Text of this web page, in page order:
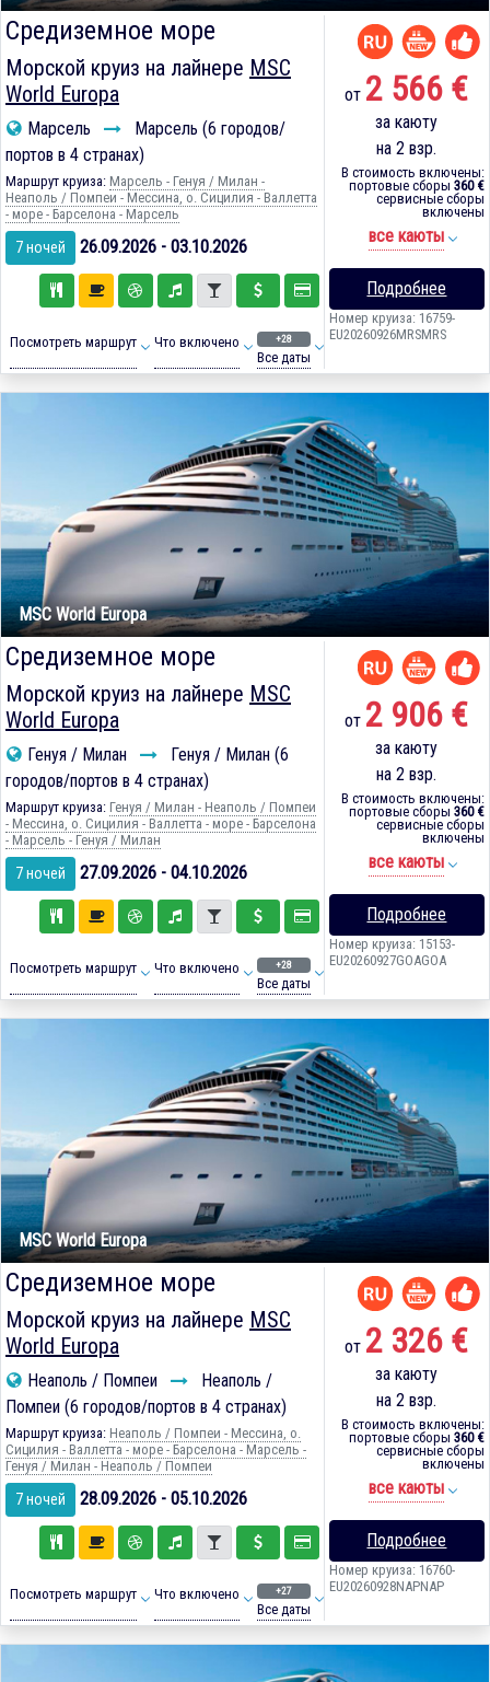
Средиземное море
Морской круиз на лайнере MSC
World Europa
Марсель
Марсель (6 городов/
портов в 4 странах)
Маршрут круиза: Марсель - Генуя / Милан -
Неаполь / Помпеи - Мессина, о. Сицилия - Валлетта
- море - Барселона - Марсель
7 ночей 26.09.2026 - 03.10.2026
Посмотреть маршрут Что включено +28
Все даты
от 2 566 €
за каюту
на 2 взр.
В стоимость включены:
портовые сборы 360 €
сервисные сборы
включены
все каюты
Подробнее
Номер круиза: 16759-
EU20260926MRSMRS
MSC World Europa
Средиземное море
Морской круиз на лайнере MSC
World Europa
Генуя / Милан
Генуя / Милан (6
городов/портов в 4 странах)
Маршрут круиза: Генуя / Милан - Неаполь / Помпеи
- Мессина, о. Сицилия - Валлетта - море - Барселона
- Марсель - Генуя / Милан
7 ночей 27.09.2026 - 04.10.2026
Посмотреть маршрут Что включено +28
Все даты
от 2 906 €
за каюту
на 2 взр.
В стоимость включены:
портовые сборы 360 €
сервисные сборы
включены
все каюты
Подробнее
Номер круиза: 15153-
EU20260927GOAGOA
MSC World Europa
Средиземное море
Морской круиз на лайнере MSC
World Europa
Неаполь / Помпеи
Неаполь /
Помпеи (6 городов/портов в 4 странах)
Маршрут круиза: Неаполь / Помпеи - Мессина, о.
Сицилия - Валлетта - море - Барселона - Марсель -
Генуя / Милан - Неаполь / Помпеи
7 ночей 28.09.2026 - 05.10.2026
Посмотреть маршрут Что включено +27
Все даты
от 2 326 €
за каюту
на 2 взр.
В стоимость включены:
портовые сборы 360 €
сервисные сборы
включены
все каюты
Подробнее
Номер круиза: 16760-
EU20260928NAPNAP